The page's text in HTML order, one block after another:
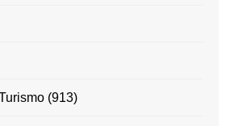
(913)